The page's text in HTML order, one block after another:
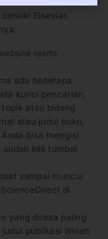
Elsevier.
resmi
ada beberapa
kunci pencarian,
atau bidang
atau judul buku,
bisa mengisi
klik tombol
sampai muncul
di
yang dirasa paling
publikasi ilmiah